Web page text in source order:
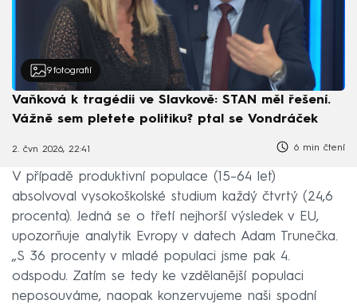
9 fotografií
Vaňková k tragédii ve Slavkově: STAN měl řešení.
Vážně sem pletete politiku? ptal se Vondráček
2. čvn 2026, 22:41 6 min čtení
V případě produktivní populace (15–64 let)
absolvoval vysokoškolské studium každý čtvrtý (24,6
procenta). Jedná se o třetí nejhorší výsledek v EU,
upozorňuje analytik Evropy v datech Adam Trunečka.
„S 36 procenty v mladé populaci jsme pak 4.
odspodu. Zatím se tedy ke vzdělanější populaci
neposouváme, naopak konzervujeme naši spodní